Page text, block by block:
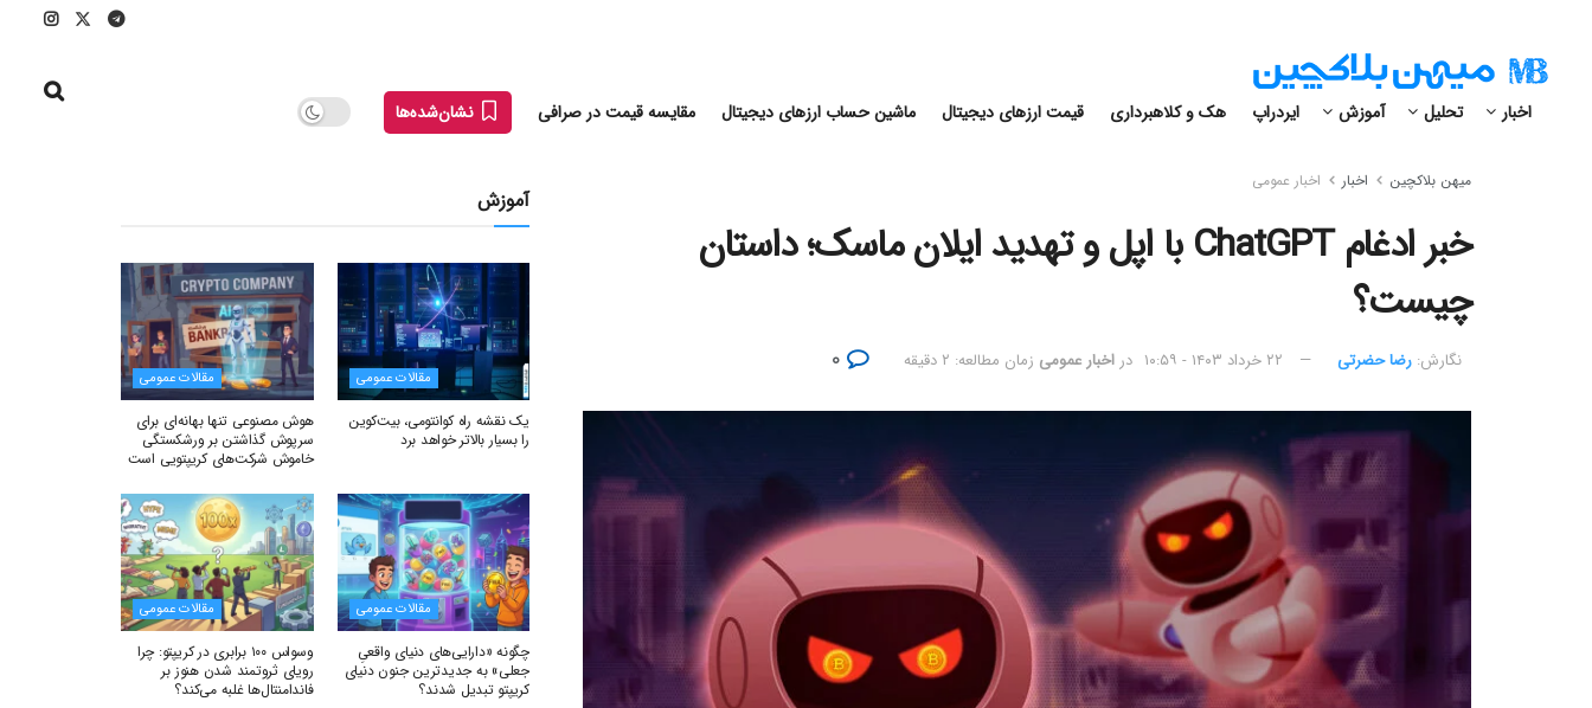
اخبار تحلیل آموزش ایردراپ هک و کلاهبرداری قیمت ارزهای دیجیتال ماشین حساب ارزهای دیجیتال مقایسه قیمت در صرافی نشان‌شده‌ها
میهن بلاکچین اخبار اخبار عمومی
خبر ادغام ChatGPT با اپل و تهدید ایلان ماسک؛ داستان
چیست؟
نگارش:‌ رضا حضرتی ۲۲ خرداد ۱۴۰۳ - ۱۰:۵۹ در اخبار عمومی زمان مطالعه: ۲ دقیقه
آموزش
مقالات عمومی
یک نقشه راه کوانتومی، بیت‌کوین
را بسیار بالاتر خواهد برد
مقالات عمومی
هوش مصنوعی تنها بهانه‌ای برای
سرپوش گذاشتن بر ورشکستگی
خاموش شرکت‌های کریپتویی است
مقالات عمومی
چگونه «دارایی‌های دنیای واقعیِ
جعلی» به جدیدترین جنون دنیای
کریپتو تبدیل شدند؟
مقالات عمومی
وسواس ۱۰۰ برابری در کریپتو: چرا
رویای ثروتمند شدن هنوز بر
فاندامنتال‌ها غلبه می‌کند؟